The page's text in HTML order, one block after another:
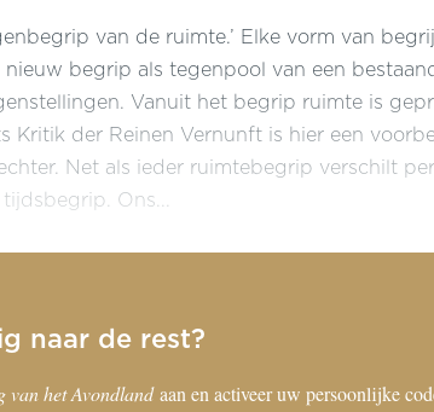
van de ruimte.’ Elke vorm van
nieuw begrip als tegenpool van een
Vanuit het begrip ruimte is
Kritik der Reinen Vernunft is hier een
Net als ieder ruimtebegrip verschilt
Ons...
naar de rest?
van het Avondlandaan en activeer uw persoonlijke